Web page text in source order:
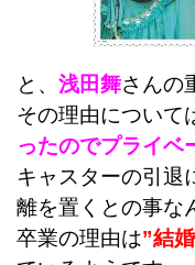
と、 浅田舞さんの
その理由について
ったのでプライベ
キャスターの引退
離を置くとの事な
卒業の理由は”結